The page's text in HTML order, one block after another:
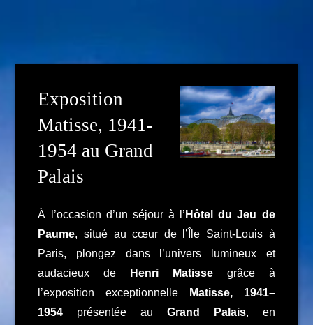
Exposition
Matisse, 1941-
1954 au Grand
Palais
À l’occasion d’un séjour à l’ Hôtel du Jeu de
Paume, situé au cœur de l’Île Saint-Louis à
Paris, plongez dans l’univers lumineux et
audacieux de
Henri Matissegrâce à
l’exposition exceptionnelle
Matisse, 1941–
1954 présentée au Grand Palais, en